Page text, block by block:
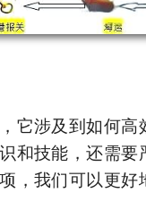
它涉及到如何高
和技能，还需要
，我们可以更好